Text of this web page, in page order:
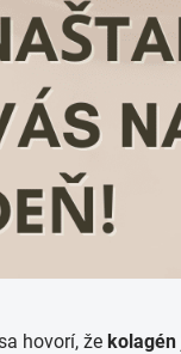
hovorí, že kolagén